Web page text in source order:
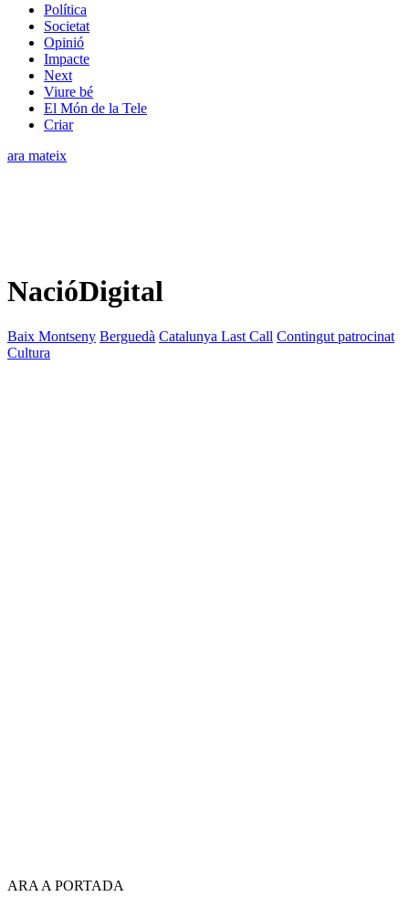
Política
Societat
Opinió
Impacte
Next
Viure bé
El Món de la Tele
Criar
ara mateix
NacióDigital
Baix Montseny Berguedà Catalunya Last Call Contingut patrocinat
Cultura
ARA A PORTADA